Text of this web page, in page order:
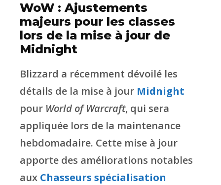
WoW : Ajustements
majeurs pour les classes
lors de la mise à jour de
Midnight
Blizzard a récemment dévoilé les
détails de la mise à jour Midnight
pour World of Warcraft, qui sera
appliquée lors de la maintenance
hebdomadaire. Cette mise à jour
apporte des améliorations notables
aux Chasseurs spécialisation